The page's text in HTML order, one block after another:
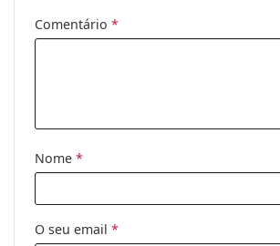
Uso:
Moda
Comentário *
Nome *
O seu email *